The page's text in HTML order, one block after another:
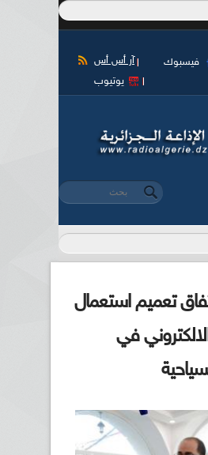
آر أس أس فيسبوك
يوتيوب
استمارة البحث
‏بحث ‏
تعميم استعمال
في